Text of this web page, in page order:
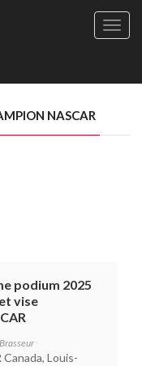
Site
Le
NASCAR
podium 2025
vise
Louis-